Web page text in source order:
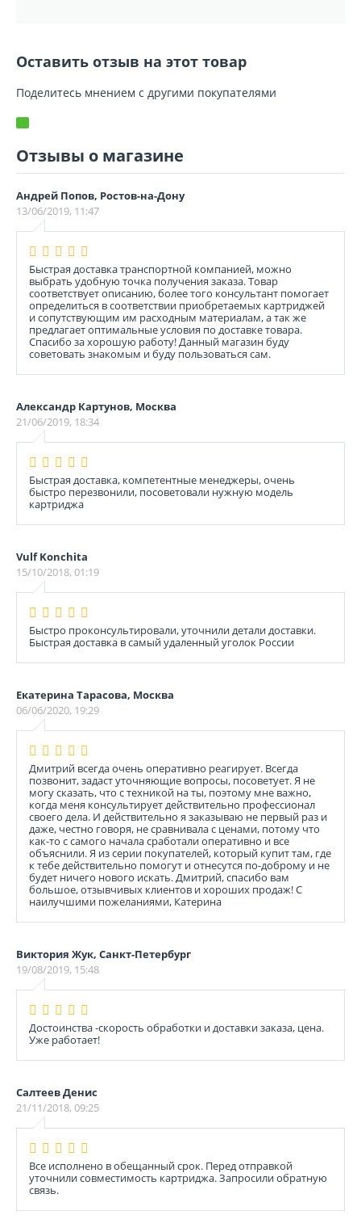
Оставить отзыв на этот товар
Поделитесь мнением с другими покупателями
Отзывы о магазине
Андрей Попов, Ростов-на-Дону
13/06/2019, 11:47
Быстрая доставка транспортной компанией, можно
выбрать удобную точка получения заказа. Товар
соответствует описанию, более того консультант помогает
определиться в соответствии приобретаемых картриджей
и сопутствующим им расходным материалам, а так же
предлагает оптимальные условия по доставке товара.
Спасибо за хорошую работу! Данный магазин буду
советовать знакомым и буду пользоваться сам.
Александр Картунов, Москва
21/06/2019, 18:34
Быстрая доставка, компетентные менеджеры, очень
быстро перезвонили, посоветовали нужную модель
картриджа
Vulf Konchita
15/10/2018, 01:19
Быстро проконсультировали, уточнили детали доставки.
Быстрая доставка в самый удаленный уголок России
Екатерина Тарасова, Москва
06/06/2020, 19:29
Дмитрий всегда очень оперативно реагирует. Всегда
позвонит, задаст уточняющие вопросы, посоветует. Я не
могу сказать, что с техникой на ты, поэтому мне важно,
когда меня консультирует действительно профессионал
своего дела. И действительно я заказываю не первый раз и
даже, честно говоря, не сравнивала с ценами, потому что
как-то с самого начала сработали оперативно и все
объяснили. Я из серии покупателей, который купит там, где
к тебе действительно помогут и отнесутся по-доброму и не
будет ничего нового искать. Дмитрий, спасибо вам
большое, отзывчивых клиентов и хороших продаж! С
наилучшими пожеланиями, Катерина
Виктория Жук, Санкт-Петербург
19/08/2019, 15:48
Достоинства -скорость обработки и доставки заказа, цена.
Уже работает!
Салтеев Денис
21/11/2018, 09:25
Все исполнено в обещанный срок. Перед отправкой
уточнили совместимость картриджа. Запросили обратную
связь.